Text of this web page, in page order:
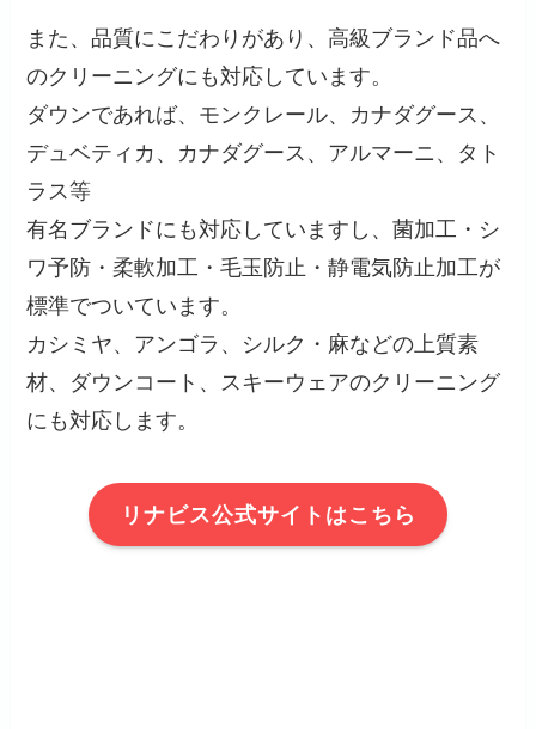
また、品質にこだわりがあり、高級ブランド品へ
のクリーニングにも対応しています。
ダウンであれば、モンクレール、カナダグース、
デュベティカ、カナダグース、アルマーニ、タト
ラス等
有名ブランドにも対応していますし、菌加工・シ
ワ予防・柔軟加工・毛玉防止・静電気防止加工が
標準でついています。
カシミヤ、アンゴラ、シルク・麻などの上質素
材、ダウンコート、スキーウェアのクリーニング
にも対応します。
リナビス公式サイトはこちら